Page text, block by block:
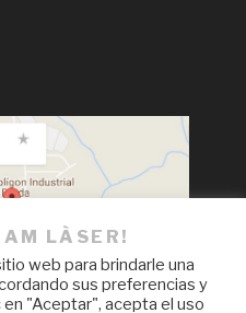
LÀSER!
web para brindarle una
sus preferencias y
"Aceptar", acepta el uso